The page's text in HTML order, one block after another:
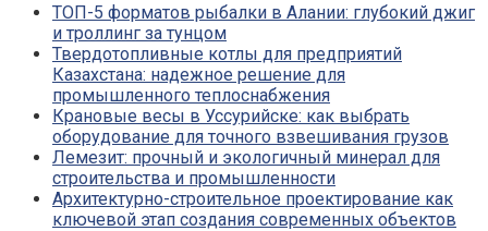
ТОП-5 форматов рыбалки в Алании: глубокий джиг
и троллинг за тунцом
Твердотопливные котлы для предприятий
Казахстана: надежное решение для
промышленного теплоснабжения
Крановые весы в Уссурийске: как выбрать
оборудование для точного взвешивания грузов
Лемезит: прочный и экологичный минерал для
строительства и промышленности
Архитектурно-строительное проектирование как
ключевой этап создания современных объектов